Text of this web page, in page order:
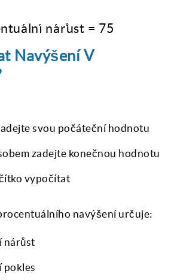
\text{Procentuální
a
ˊ lnı
ˊ na
ˊ ru
˚ st = 75
Navýšení V
svou počáteční hodnotu
zadejte konečnou hodnotu
vypočítat
navýšeníurčuje:
nárůst
pokles